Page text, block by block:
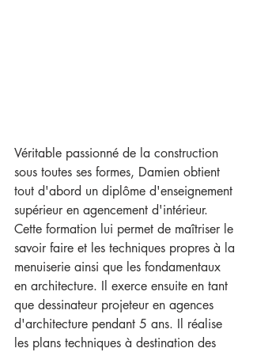
Véritable passionné de la construction
sous toutes ses formes, Damien obtient
tout d'abord un diplôme d'enseignement
supérieur en agencement d'intérieur.
Cette formation lui permet de maîtriser le
savoir faire et les techniques propres à la
menuiserie ainsi que les fondamentaux
en architecture. Il exerce ensuite en tant
que dessinateur projeteur en agences
d'architecture pendant 5 ans. Il réalise
les plans techniques à destination des